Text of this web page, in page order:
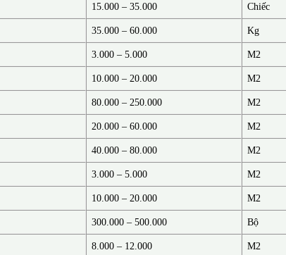
15.000 – 35.000 Chiếc
35.000 – 60.000 Kg
3.000 – 5.000 M2
10.000 – 20.000 M2
80.000 – 250.000 M2
20.000 – 60.000 M2
40.000 – 80.000 M2
3.000 – 5.000 M2
10.000 – 20.000 M2
300.000 – 500.000 Bộ
8.000 – 12.000 M2